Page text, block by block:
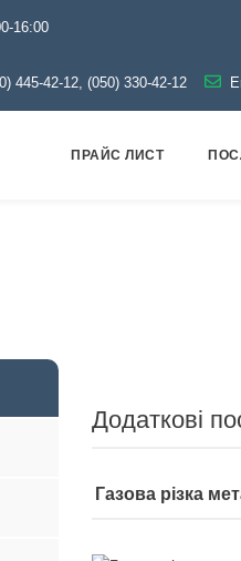
16:00
445-42-12, (050) 330-42-12
ПРАЙС ЛИСТ
Додаткові
Газова різка